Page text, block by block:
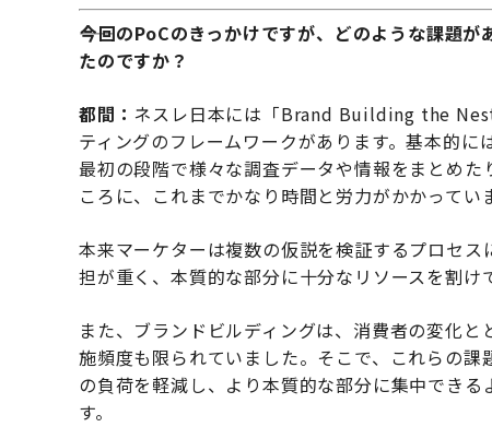
――今回のPoCのきっかけですが、どのような課題
たのですか？
都間： ネスレ日本には「Brand Building the
ティングのフレームワークがあります。基本的に
最初の段階で様々な調査データや情報をまとめ
ころに、これまでかなり時間と労力がかかってい
本来マーケターは複数の仮説を検証するプロセ
担が重く、本質的な部分に十分なリソースを割け
また、ブランドビルディングは、消費者の変化
施頻度も限られていました。そこで、これらの
の負荷を軽減し、より本質的な部分に集中でき
す。